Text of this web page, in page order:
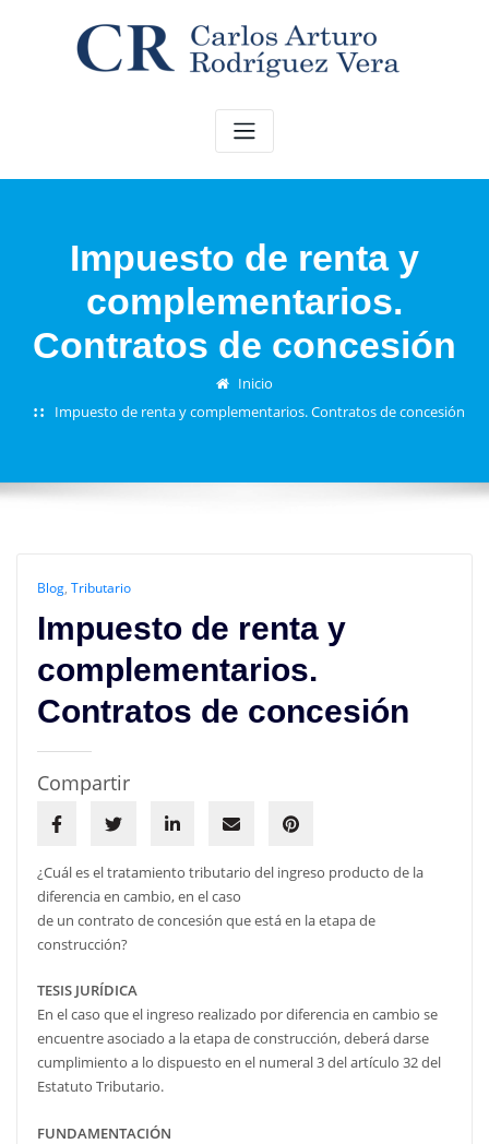
Impuesto de renta y
complementarios.
Contratos de concesión
Inicio
Impuesto de renta y complementarios. Contratos de concesión
Blog, Tributario
Impuesto de renta y
complementarios.
Contratos de concesión
Compartir
¿Cuál es el tratamiento tributario del ingreso producto de la
diferencia en cambio, en el caso
de un contrato de concesión que está en la etapa de
construcción?
TESIS JURÍDICA
En el caso que el ingreso realizado por diferencia en cambio se
encuentre asociado a la etapa de construcción, deberá darse
cumplimiento a lo dispuesto en el numeral 3 del artículo 32 del
Estatuto Tributario.
FUNDAMENTACIÓN